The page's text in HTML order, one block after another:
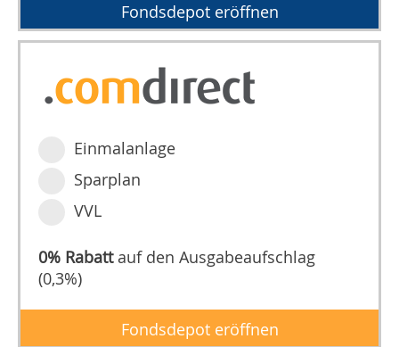
Fondsdepot eröffnen
Einmalanlage
Sparplan
VVL
0% Rabattauf den Ausgabeaufschlag
(0,3%)
Fondsdepot eröffnen